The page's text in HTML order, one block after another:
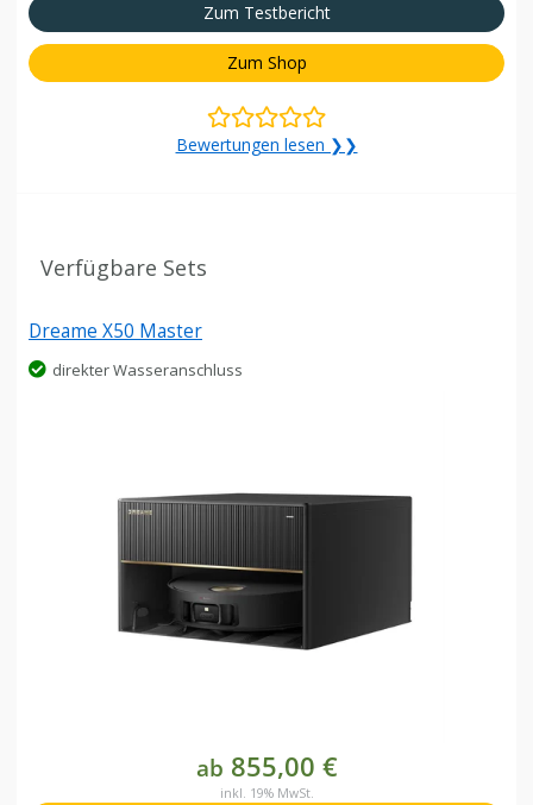
Zum Testbericht
Zum Shop
Bewertungen lesen ❯❯
Verfügbare Sets
Dreame X50 Master
direkter Wasseranschluss
ab 855,00 €
inkl. 19% MwSt.